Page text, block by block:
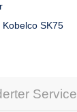
SK75
Service